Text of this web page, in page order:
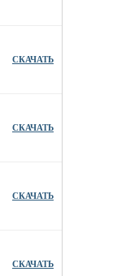
СКАЧАТЬ
СКАЧАТЬ
СКАЧАТЬ
СКАЧАТЬ